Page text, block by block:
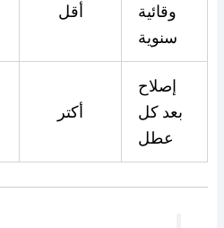
وقائية
سنوية
أقل
إصلاح
بعد كل
عطل
أكتر